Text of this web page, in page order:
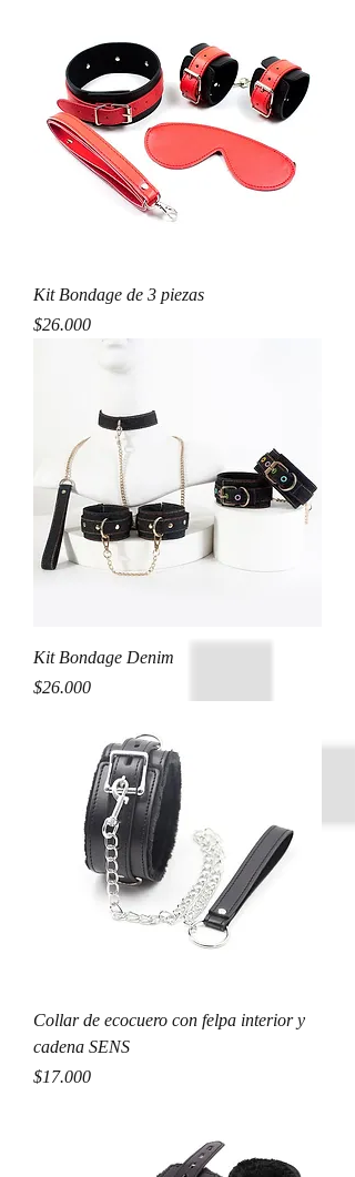
Kit Bondage de 3 piezas
Precio
$26.000
Kit Bondage Denim
Precio
$26.000
Collar de ecocuero con felpa interior y
cadena SENS
Precio
$17.000